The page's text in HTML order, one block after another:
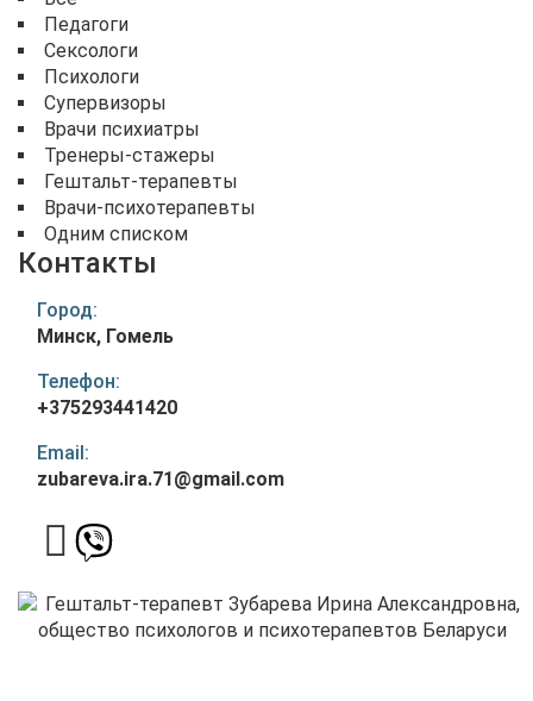
Педагоги
Сексологи
Психологи
Супервизоры
Врачи психиатры
Тренеры-стажеры
Гештальт-терапевты
Врачи-психотерапевты
Одним списком
Контакты
Город:
Минск, Гомель
Телефон:
+375293441420
Email:
zubareva.ira.71@gmail.com